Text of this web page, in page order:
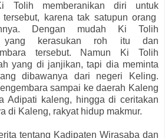
Tolih memberanikan diri untuk
karena tak satupun orang
Dengan mudah Ki Tolih
yang kerasukan roh itu dan
tersebut. Namun Ki Tolih
yang di janjikan, tapi dia meminta
dibawanya dari negeri Keling.
sampai ke daerah Kaleng
Adipati kaleng, hingga di ceritakan
di Kaleng, rakyat hidup makmur.
tentang Kadipaten Wirasaba dan